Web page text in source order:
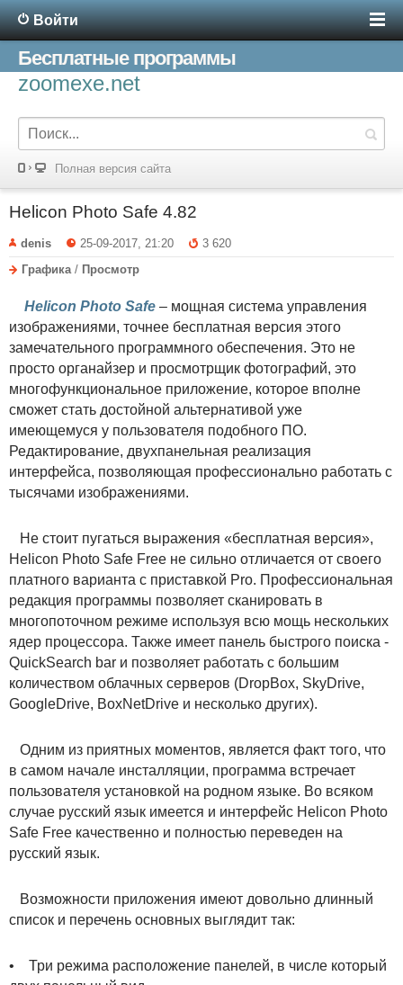
Войти
Бесплатные программы
zoomexe.net
Полная версия сайта
Helicon Photo Safe 4.82
denis 25-09-2017, 21:20
3 620
Графика / Просмотр
Helicon Photo Safe – мощная система управления
изображениями, точнее бесплатная версия этого
замечательного программного обеспечения. Это не
просто органайзер и просмотрщик фотографий, это
многофункциональное приложение, которое вполне
сможет стать достойной альтернативой уже
имеющемуся у пользователя подобного ПО.
Редактирование, двухпанельная реализация
интерфейса, позволяющая профессионально работать с
тысячами изображениями.
Не стоит пугаться выражения «бесплатная версия»,
Helicon Photo Safe Free не сильно отличается от своего
платного варианта с приставкой Pro. Профессиональная
редакция программы позволяет сканировать в
многопоточном режиме используя всю мощь нескольких
ядер процессора. Также имеет панель быстрого поиска -
QuickSearch bar и позволяет работать с большим
количеством облачных серверов (DropBox, SkyDrive,
GoogleDrive, BoxNetDrive и несколько других).
Одним из приятных моментов, является факт того, что
в самом начале инсталляции, программа встречает
пользователя установкой на родном языке. Во всяком
случае русский язык имеется и интерфейс Helicon Photo
Safe Free качественно и полностью переведен на
русский язык.
Возможности приложения имеют довольно длинный
список и перечень основных выглядит так:
• Три режима расположение панелей, в числе который